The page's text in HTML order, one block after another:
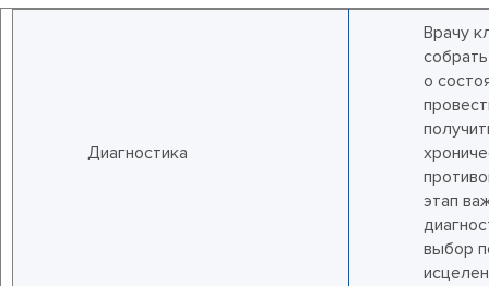
Диагностика
Врачу
о
этап
выбор